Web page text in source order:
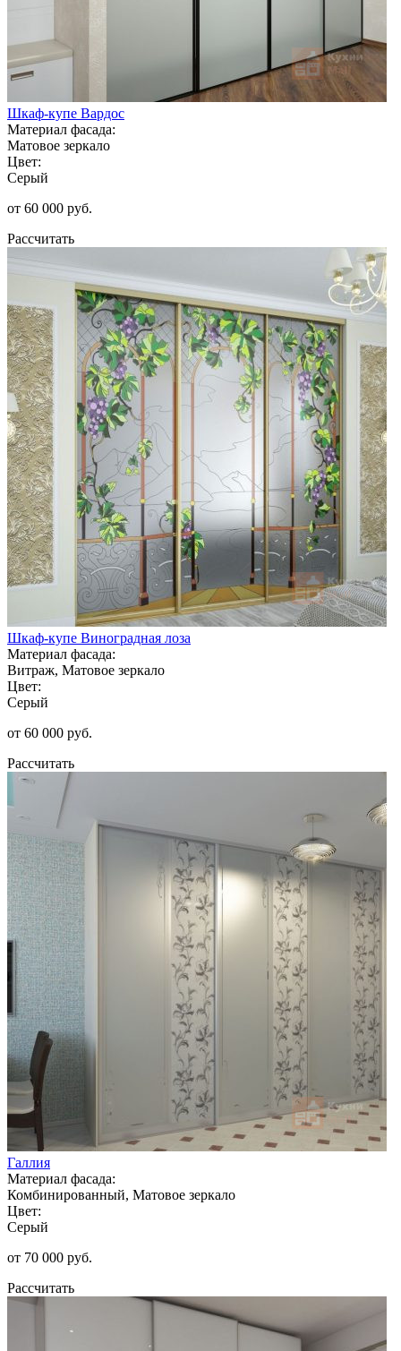
Шкаф-купе Вардос
Материал фасада:
Матовое зеркало
Цвет:
Серый
от 60 000 руб.
Рассчитать
Шкаф-купе Виноградная лоза
Материал фасада:
Витраж, Матовое зеркало
Цвет:
Серый
от 60 000 руб.
Рассчитать
Галлия
Материал фасада:
Комбинированный, Матовое зеркало
Цвет:
Серый
от 70 000 руб.
Рассчитать